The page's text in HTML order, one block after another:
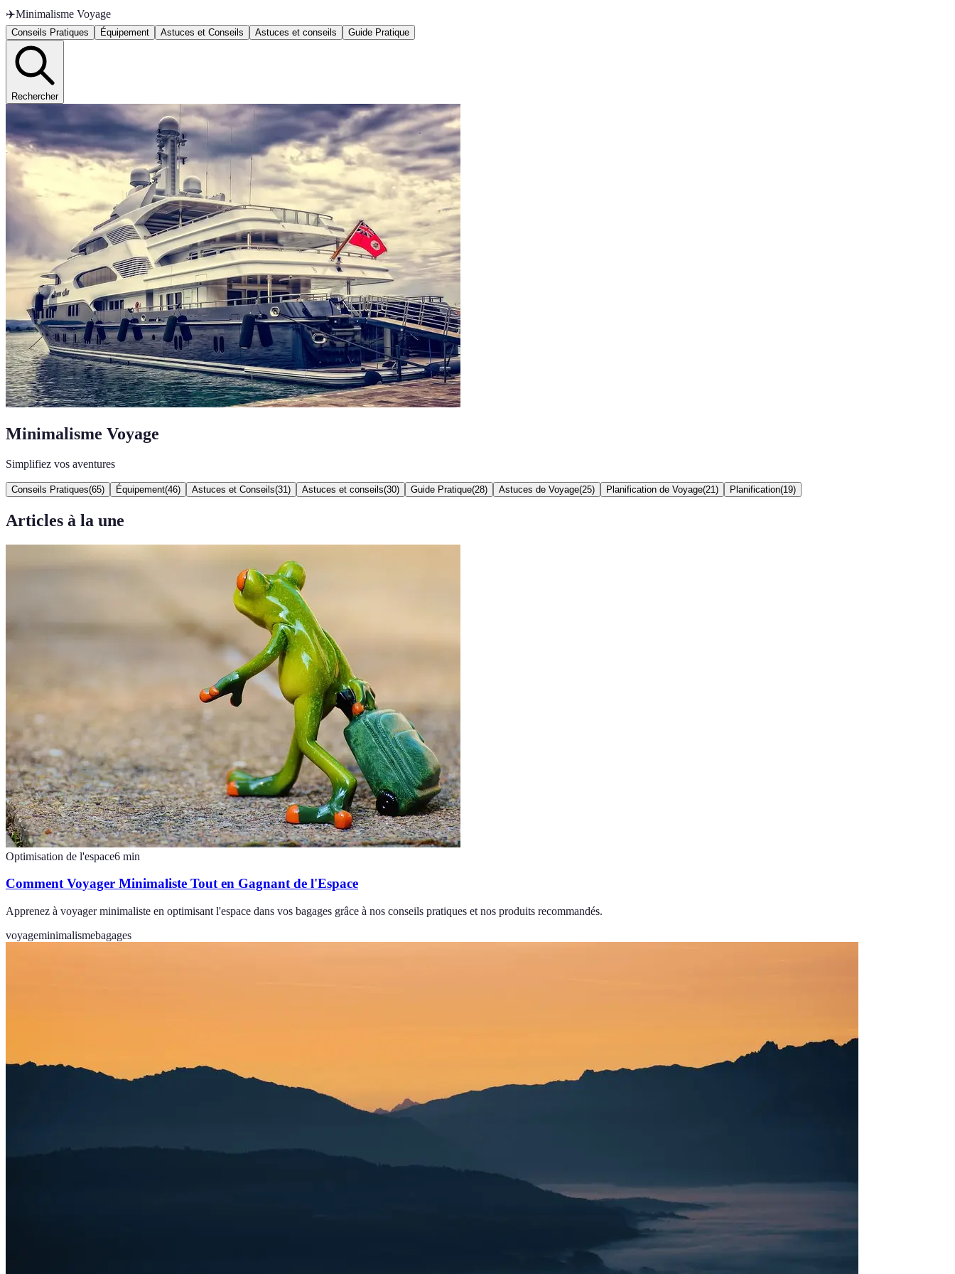
✈️Minimalisme Voyage
Conseils Pratiques Équipement Astuces et Conseils Astuces et conseils Guide Pratique
Rechercher
Minimalisme Voyage
Simplifiez vos aventures
Conseils Pratiques(65) Équipement(46) Astuces et Conseils(31 ) Astuces et conseils(30) Guide Pratique(28) Astuces de Voyage(25) Planification de Voyage(21 ) Planification(19)
Articles à la une
Optimisation de l'espace6 min
Comment Voyager Minimaliste Tout en Gagnant de l'Espace
Apprenez à voyager minimaliste en optimisant l'espace dans vos bagages grâce à nos conseils pratiques et nos produits recommandés.
voyageminimalismebagages